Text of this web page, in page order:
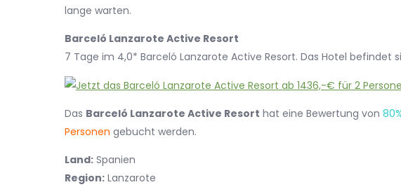
lange warten.
Barceló Lanzarote Active Resort
7 Tage im 4,0* Barceló Lanzarote Active Resort. Das Hotel befindet
Das Barceló Lanzarote Active Resort hat eine Bewertung von
Personen gebucht werden.
Land: Spanien
Region: Lanzarote